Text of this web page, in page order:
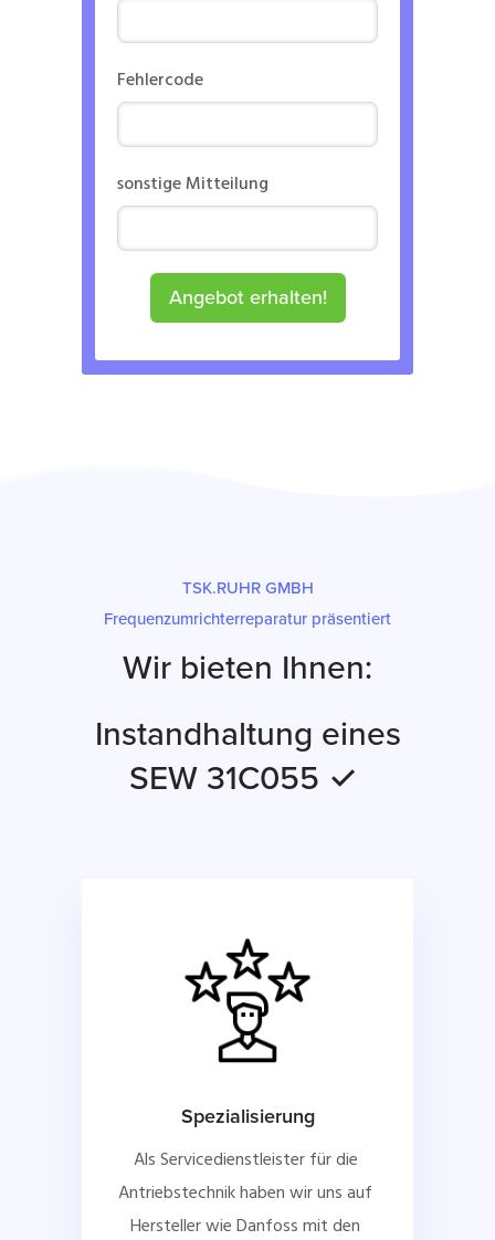
Fehlercode
sonstige Mitteilung
Angebot erhalten!
TSK.RUHR GMBH
Frequenzumrichterreparatur präsentiert
Wir bieten Ihnen:
Instandhaltung eines
SEW 31C055 ✓
Spezialisierung
Als Servicedienstleister für die
Antriebstechnik haben wir uns auf
Hersteller wie Danfoss mit den